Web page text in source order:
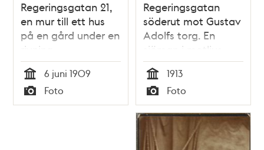
Regeringsgatan 21,
en mur till ett hus
på en gård under en
rivning
Tid
6 juni 1909
Typ
Foto
Regeringsgatan
söderut mot Gustav
Adolfs torg. En
sjöman i motljus.
Tid
1913
Typ
Foto